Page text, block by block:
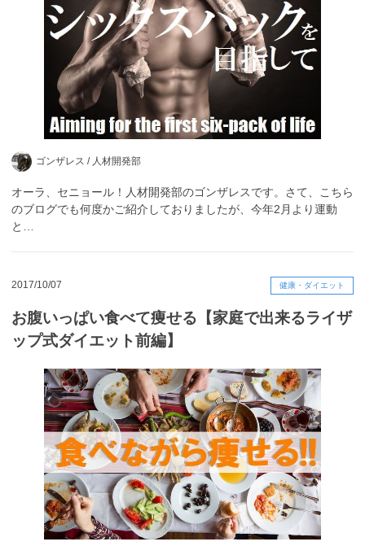
ゴンザレス / 人材開発部
オーラ、セニョール！人材開発部のゴンザレスです。さて、こちら
のブログでも何度かご紹介しておりましたが、今年2月より運動
と…
2017/10/07 健康・ダイエット
お腹いっぱい食べて痩せる【家庭で出来るライザ
ップ式ダイエット前編】